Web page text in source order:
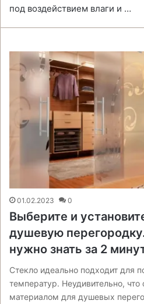
под воздействием влаги и …
01.02.2023 0
Выберите и
душевую
нужно знать за 2
Стекло идеально подходит для
температур. Неудивительно,
материалом для душевых